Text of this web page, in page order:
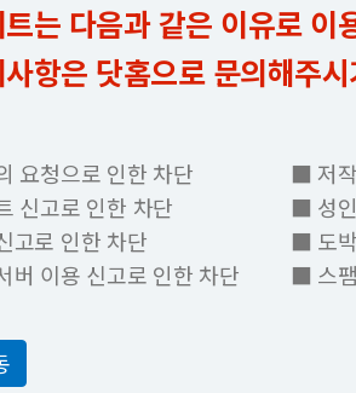
는 다음과 같은 이유로 이
항은 닷홈으로 문의해주
요청으로 인한 차단
신고로 인한 차단
고로 인한 차단
이용 신고로 인한 차단
■ 저
■ 성
■ 도
■ 스